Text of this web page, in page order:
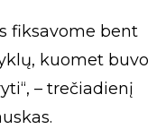
fiksavome bent
kuomet buvo
– trečiadienį